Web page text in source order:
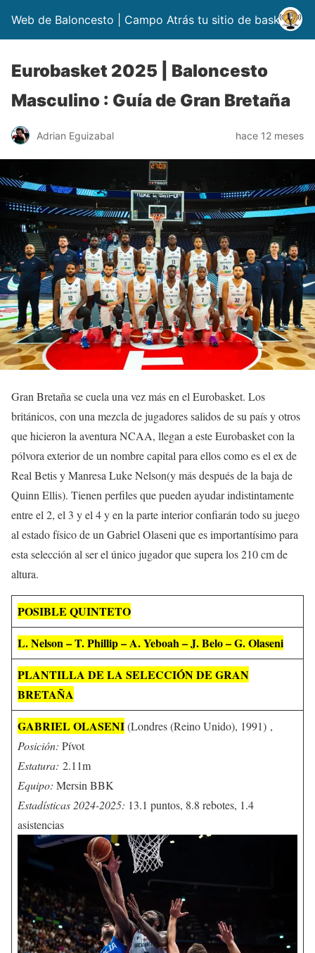
Web de Baloncesto | Campo Atrás tu sitio de basket
Eurobasket 2025 | Baloncesto
Masculino : Guía de Gran Bretaña
Adrian Eguizabal hace 12 meses
Gran Bretaña se cuela una vez más en el Eurobasket. Los
británicos, con una mezcla de jugadores salidos de su país y otros
que hicieron la aventura NCAA, llegan a este Eurobasket con la
pólvora exterior de un nombre capital para ellos como es el ex de
Real Betis y Manresa Luke Nelson(y más después de la baja de
Quinn Ellis). Tienen perfiles que pueden ayudar indistintamente
entre el 2, el 3 y el 4 y en la parte interior confiarán todo su juego
al estado físico de un Gabriel Olaseni que es importantísimo para
esta selección al ser el único jugador que supera los 210 cm de
altura.
POSIBLE QUINTETO
L. Nelson – T. Phillip – A. Yeboah – J. Belo – G. Olaseni
PLANTILLA DE LA SELECCIÓN DE GRAN
BRETAÑA
GABRIEL OLASENI(Londres (Reino Unido), 1991) ,
Posición: Pívot
Estatura: 2.11m
Equipo: Mersin BBK
Estadísticas 2024-2025: 13.1 puntos, 8.8 rebotes, 1.4
asistencias